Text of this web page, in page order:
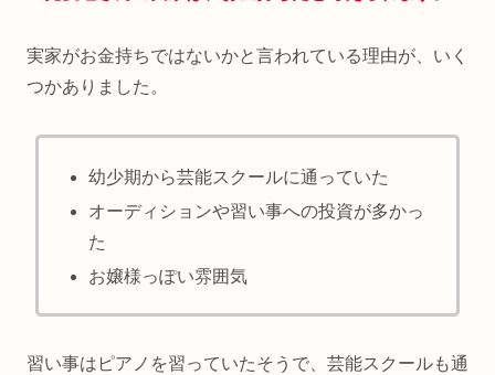
実家がお金持ちではないかと言われている理由が、いく
つかありました。
幼少期から芸能スクールに通っていた
オーディションや習い事への投資が多かっ
た
お嬢様っぽい雰囲気
習い事はピアノを習っていたそうで、芸能スクールも通